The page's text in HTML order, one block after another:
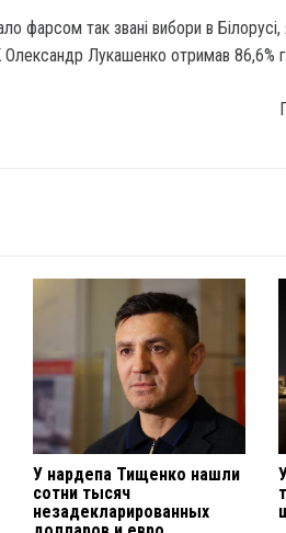
фарсом так звані вибори в Білорусі,
Лукашенко отримав 86,6%
У нардепа Тищенко нашли
сотни тысяч
незадекларированных